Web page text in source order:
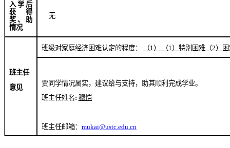
入学后
获得
奖、助
情况
无
班主任
意见
班级对家庭经济困难认定的程度： （1） （1）特别困难（2）
贾同学情况属实，建议给与支持，助其顺利完成学业。
班主任姓名: 穆恺
班主任邮箱： mukai@ustc.edu.cn